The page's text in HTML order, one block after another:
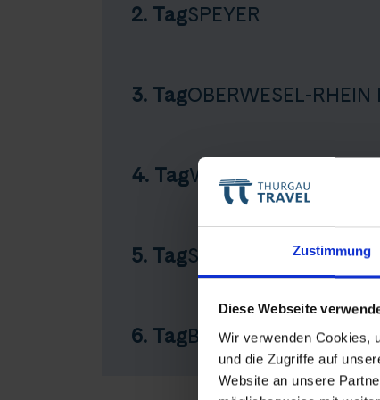
Zustimmung
Diese Webseite
Wir verwenden Cookies,
und die Zugriffe auf
Website an unsere
Teile
2. TagSPEYER
3. TagOBERWESEL-
4. TagWORMS
5. TagSTRASBOURG
6. TagBASEL